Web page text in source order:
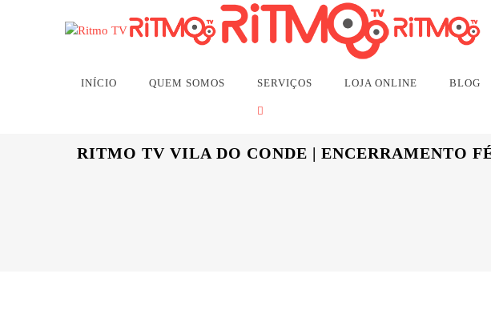
ALERTA: Streaming Ritmo TV
INÍCIO QUEM SOMOS SERVIÇOS LOJA ONLINE BLOG
RITMO TV VILA DO CONDE | ENCERRAMENTO